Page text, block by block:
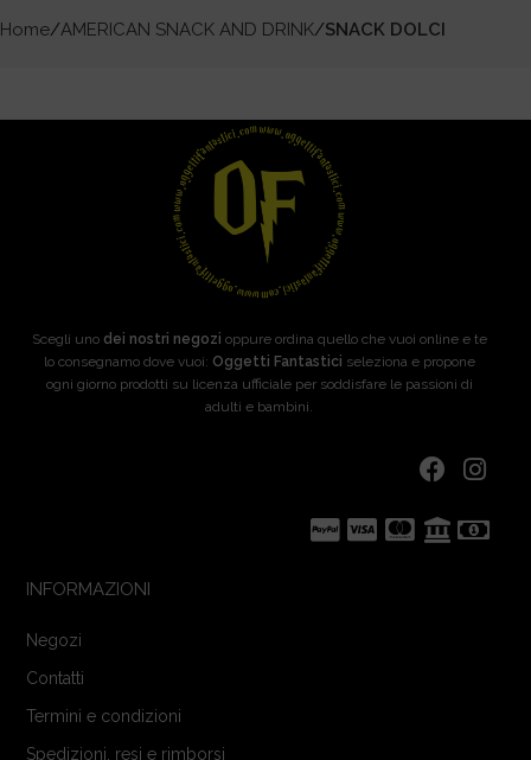
Home AMERICAN SNACK AND DRINK SNACK DOLCI
Scegli uno dei nostri negozi oppure ordina quello che vuoi online e te
lo consegnamo dove vuoi: Oggetti Fantastici seleziona e propone
ogni giorno prodotti su licenza ufficiale per soddisfare le passioni di
adulti e bambini.
INFORMAZIONI
Negozi
Contatti
Termini e condizioni
Spedizioni, resi e rimborsi